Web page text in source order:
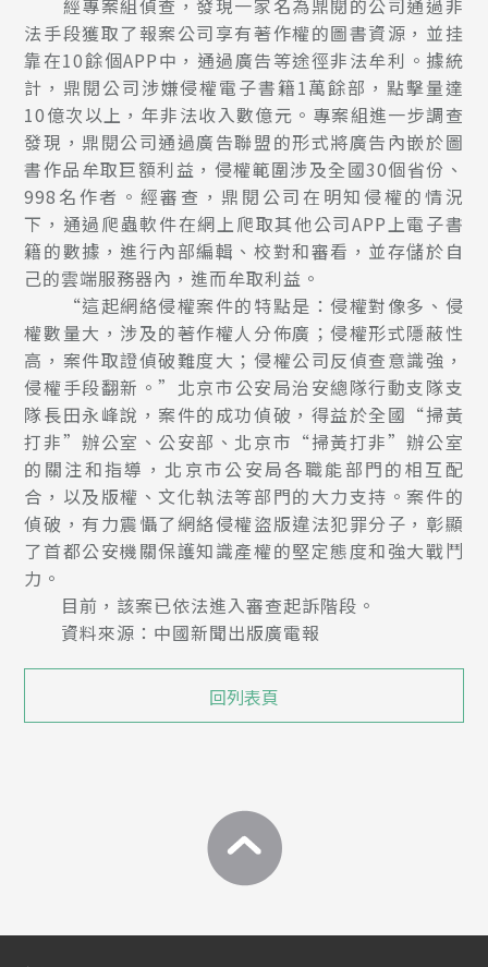
經專案組偵查，發現一家名為鼎閱的公司通過非
法手段獲取了報案公司享有著作權的圖書資源，並挂
靠在10餘個APP中，通過廣告等途徑非法牟利。據統
計，鼎閱公司涉嫌侵權電子書籍1萬餘部，點擊量達
10億次以上，年非法收入數億元。專案組進一步調查
發現，鼎閱公司通過廣告聯盟的形式將廣告內嵌於圖
書作品牟取巨額利益，侵權範圍涉及全國30個省份、
998名作者。經審查，鼎閱公司在明知侵權的情況
下，通過爬蟲軟件在網上爬取其他公司APP上電子書
籍的數據，進行內部編輯、校對和審看，並存儲於自
己的雲端服務器內，進而牟取利益。
“這起網絡侵權案件的特點是：侵權對像多、侵
權數量大，涉及的著作權人分佈廣；侵權形式隱蔽性
高，案件取證偵破難度大；侵權公司反偵查意識強，
侵權手段翻新。”北京市公安局治安總隊行動支隊支
隊長田永峰說，案件的成功偵破，得益於全國“掃黃
打非”辦公室、公安部、北京市“掃黃打非”辦公室
的關注和指導，北京市公安局各職能部門的相互配
合，以及版權、文化執法等部門的大力支持。案件的
偵破，有力震懾了網絡侵權盜版違法犯罪分子，彰顯
了首都公安機關保護知識產權的堅定態度和強大戰鬥
力。
目前，該案已依法進入審查起訴階段。
資料來源：中國新聞出版廣電報
回列表頁